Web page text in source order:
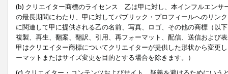
(b) クリエイター商標のライセンス 乙は甲に対し、本インフルエンサ
の最長期間にわたり、甲に対してパブリック・プロフィールへのリン
に関連して甲に提供される乙の名前、写真、ロゴ、その他の商標（以
複製、再生、翻案、翻訳、引用、再フォーマット、配信、送信および
甲はクリエイター商標についてクリエイターが提供した形状から変更
ーマットまたはサイズ変更を目的とする場合を除きます。）